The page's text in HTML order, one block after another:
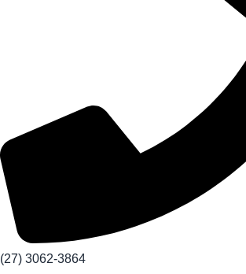
(27) 3062-3864